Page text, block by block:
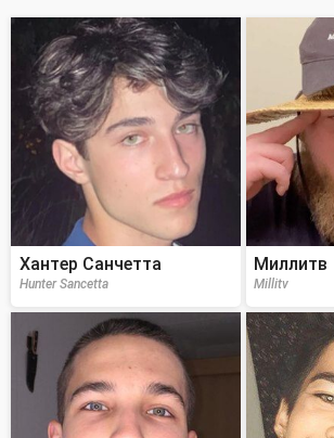
Хантер Санчетта
Hunter Sancetta
Миллитв
Millitv